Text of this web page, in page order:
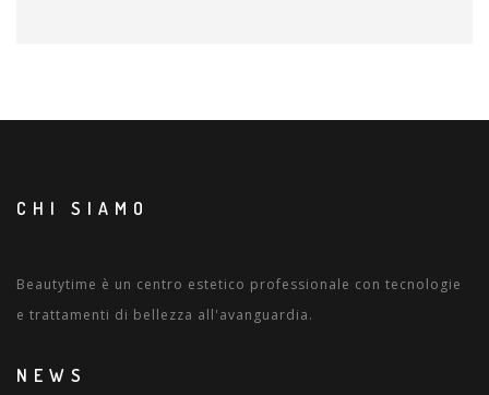
CHI SIAMO
Beautytime è un centro estetico professionale con tecnologie
e trattamenti di bellezza all'avanguardia.
NEWS